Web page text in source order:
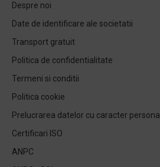
Despre noi
Date de identificare ale societatii
Transport gratuit
Politica de confidentialitate
Termeni si conditii
Politica cookie
Prelucrarea datelor cu caracter personal
Certificari ISO
ANPC